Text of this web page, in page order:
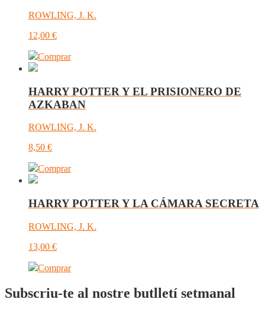
ROWLING, J. K.
12,00 €
Comprar
HARRY POTTER Y EL PRISIONERO DE
AZKABAN
ROWLING, J. K.
8,50 €
Comprar
HARRY POTTER Y LA CÁMARA SECRETA
ROWLING, J. K.
13,00 €
Comprar
Subscriu-te al nostre butlletí setmanal